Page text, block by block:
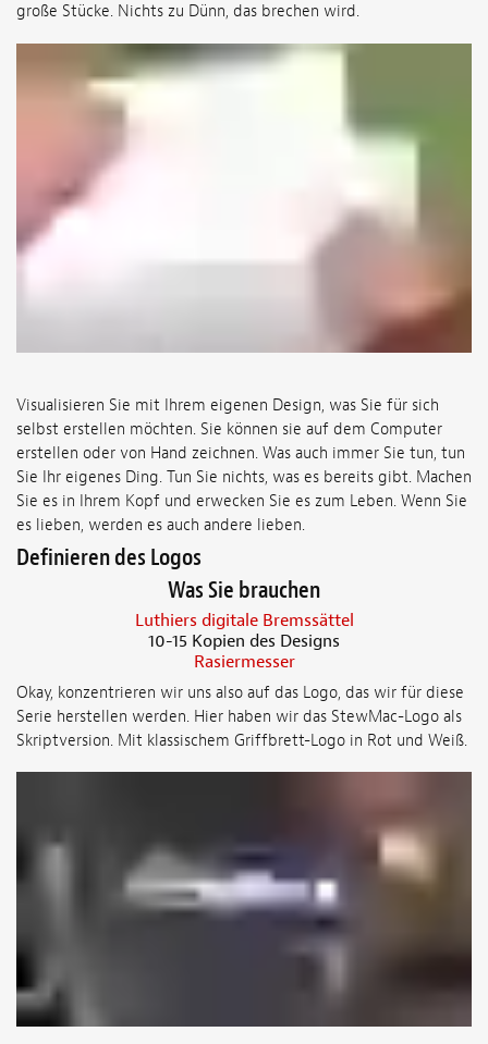
große Stücke. Nichts zu Dünn, das brechen wird.
Visualisieren Sie mit Ihrem eigenen Design, was Sie für sich
selbst erstellen möchten. Sie können sie auf dem Computer
erstellen oder von Hand zeichnen. Was auch immer Sie tun, tun
Sie Ihr eigenes Ding. Tun Sie nichts, was es bereits gibt. Machen
Sie es in Ihrem Kopf und erwecken Sie es zum Leben. Wenn Sie
es lieben, werden es auch andere lieben.
Definieren des Logos
Was Sie brauchen
Luthiers digitale Bremssättel
10-15 Kopien des Designs
Rasiermesser
Okay, konzentrieren wir uns also auf das Logo, das wir für diese
Serie herstellen werden. Hier haben wir das StewMac-Logo als
Skriptversion. Mit klassischem Griffbrett-Logo in Rot und Weiß.